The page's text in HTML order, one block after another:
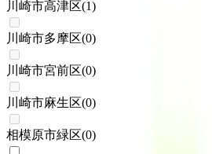
川崎市高津区(1)
川崎市多摩区(0)
川崎市宮前区(0)
川崎市麻生区(0)
相模原市緑区(0)